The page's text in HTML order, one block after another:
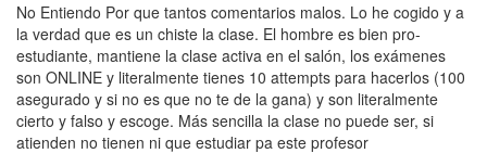
No Entiendo Por que tantos comentarios malos. Lo he cogido y a
la verdad que es un chiste la clase. El hombre es bien pro-
estudiante, mantiene la clase activa en el salón, los exámenes
son ONLINE y literalmente tienes 10 attempts para hacerlos (100
asegurado y si no es que no te de la gana) y son literalmente
cierto y falso y escoge. Más sencilla la clase no puede ser, si
atienden no tienen ni que estudiar pa este profesor